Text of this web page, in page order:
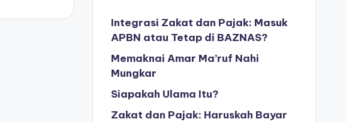
Integrasi Zakat dan Pajak: Masuk
APBN atau Tetap di BAZNAS?
Memaknai Amar Ma’ruf Nahi
Mungkar
Siapakah Ulama Itu?
Zakat dan Pajak: Haruskah Bayar